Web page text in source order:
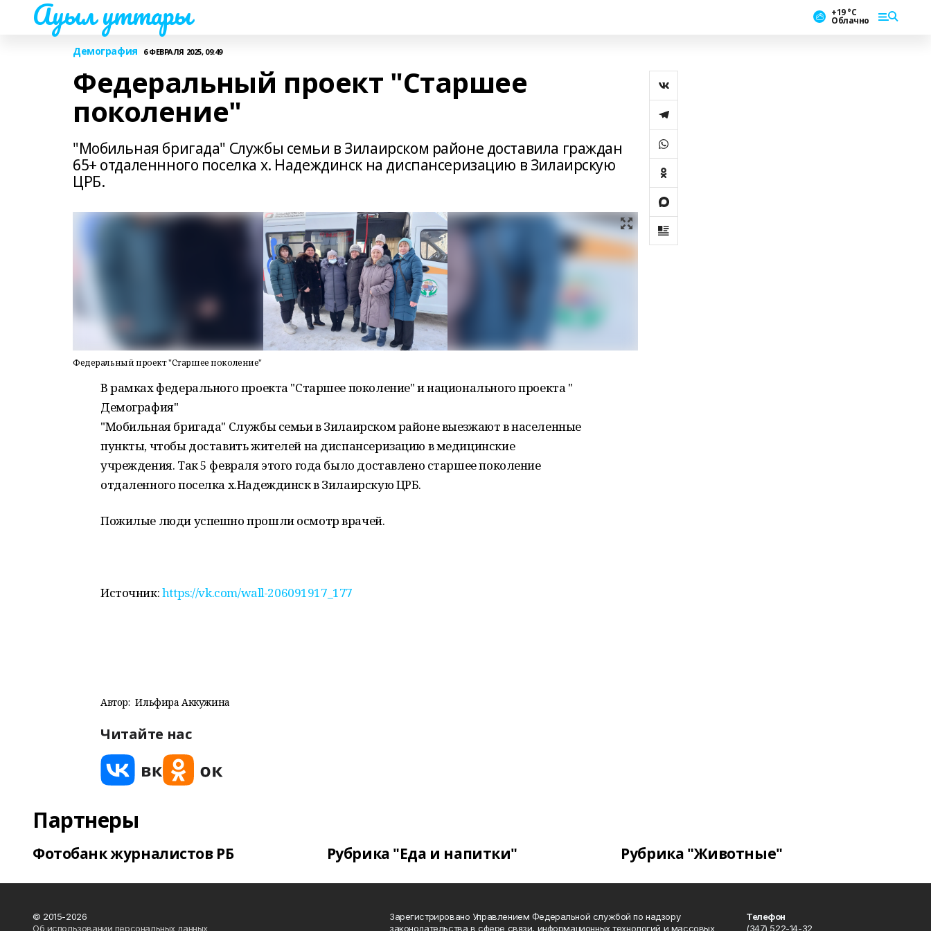
Ауыл уттары +19 °С
Облачно
Демография 6 ФЕВРАЛЯ 2025, 09:49
Федеральный проект "Старшее
поколение"
"Мобильная бригада" Службы семьи в Зилаирском районе доставила граждан
65+ отдаленнного поселка х. Надеждинск на диспансеризацию в Зилаирскую
ЦРБ.
Федеральный проект "Старшее поколение"
В рамках федерального проекта "Старшее поколение" и национального проекта "
Демография"
"Мобильная бригада" Службы семьи в Зилаирском районе выезжают в населенные
пункты, чтобы доставить жителей на диспансеризацию в медицинские
учреждения. Так 5 февраля этого года было доставлено старшее поколение
отдаленного поселка х.Надеждинск в Зилаирскую ЦРБ.
Пожилые люди успешно прошли осмотр врачей.
Источник:https://vk.com/wall-206091917_177
Автор: Ильфира Аккужина
Читайте нас
Партнеры
Фотобанк журналистов РБ Рубрика "Еда и напитки" Рубрика "Животные"
© 2015-2026
Об использовании персональных данных
Зарегистрировано Управлением Федеральной службой по надзору
законодательства в сфере связи, информационных технологий и массовых
Телефон
(347) 522-14-32